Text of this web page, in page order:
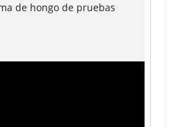
de hongo de pruebas